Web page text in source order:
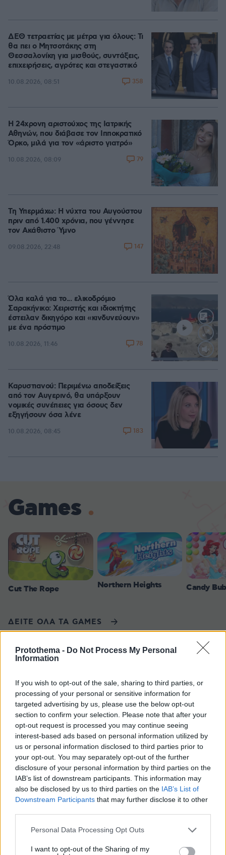
Protothema - Do Not Process My Personal
Information
If you wish to opt-out of the sale, sharing to third parties, or
processing of your personal or sensitive information for
targeted advertising by us, please use the below opt-out
section to confirm your selection. Please note that after your
opt-out request is processed you may continue seeing
interest-based ads based on personal information utilized by
us or personal information disclosed to third parties prior to
your opt-out. You may separately opt-out of the further
disclosure of your personal information by third parties on the
IAB’s list of downstream participants. This information may
also be disclosed by us to third parties on the IAB’s List of
Downstream Participants that may further disclose it to other
Please note that this website/app uses one or more Google
not limited to your visit or usage behaviour. You may click to
Personal Data Processing Opt Outs
I want to opt-out of the Sharing of my
ΔΕΘ τετραετίας με μέτρα για όλους: Τι
θα πει ο Μητσοτάκης στη
Θεσσαλονίκη για μισθούς, συντάξεις,
επιχειρήσεις, αγρότες και στεγαστικό
10.08.2026, 08:51 358
Η 24χρονη αριστούχος της Ιατρικής
Αθηνών, που διάβασε τον Ιπποκρατικό
Όρκο, μιλά για τον «άριστο γιατρό»
10.08.2026, 08:09 79
Τη Υπερμάχω: Η νύχτα του Αυγούστου
πριν από 1.400 χρόνια, που γέννησε
τον Ακάθιστο Ύμνο
09.08.2026, 22:48 147
Loaded
Όλα καλά για το... ελικοδρόμιο
Σαρακήνικο: Χειριστής και ιδιοκτήτης
έστειλαν δικηγόρο και «κινδυνεύουν»
με ένα πρόστιμο
10.08.2026, 11:46 78
Καρυστιανού: Περιμένω αποδείξεις
από τον Αυγερινό, θα υπάρξουν
νομικές συνέπειες για όσους δεν
εξηγήσουν όσα λένε
10.08.2026, 08:45 183
Games
Cut The Rope Northern Heights Candy
ΔΕΙΤΕ ΟΛΑ ΤΑ GAMES
Best of Network